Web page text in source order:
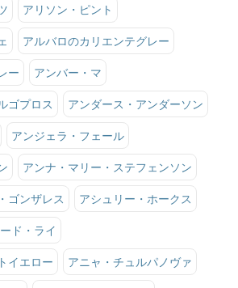
アリソン・ピント
アルバロのカリエンテグレー
ー アンバー・マ
ゴプロス アンダース・アンダーソン
アンジェラ・フェール
アンナ・マリー・ステフェンソン
ゴンザレス アシュリー・ホークス
ド・ライ
イエロー アニャ・チュルパノヴァ